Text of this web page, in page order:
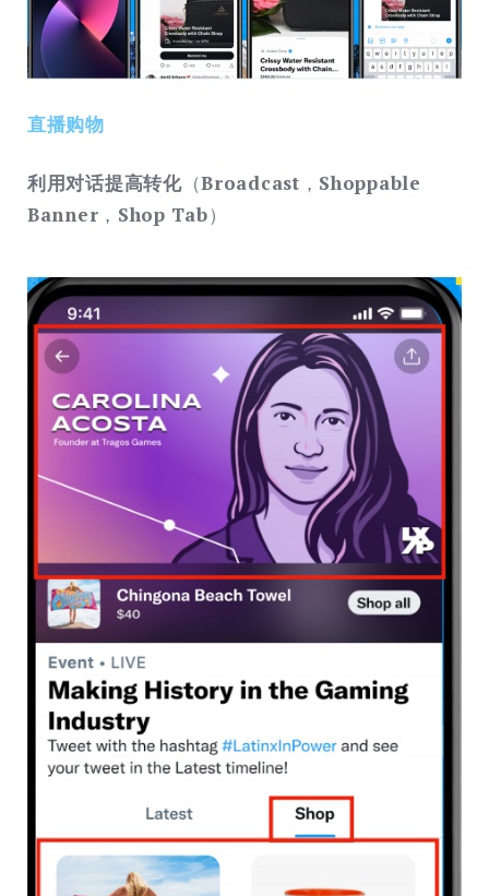
直播购物
利⽤对话提⾼转化（Broadcast ， Shoppable
Banner ， Shop Tab）